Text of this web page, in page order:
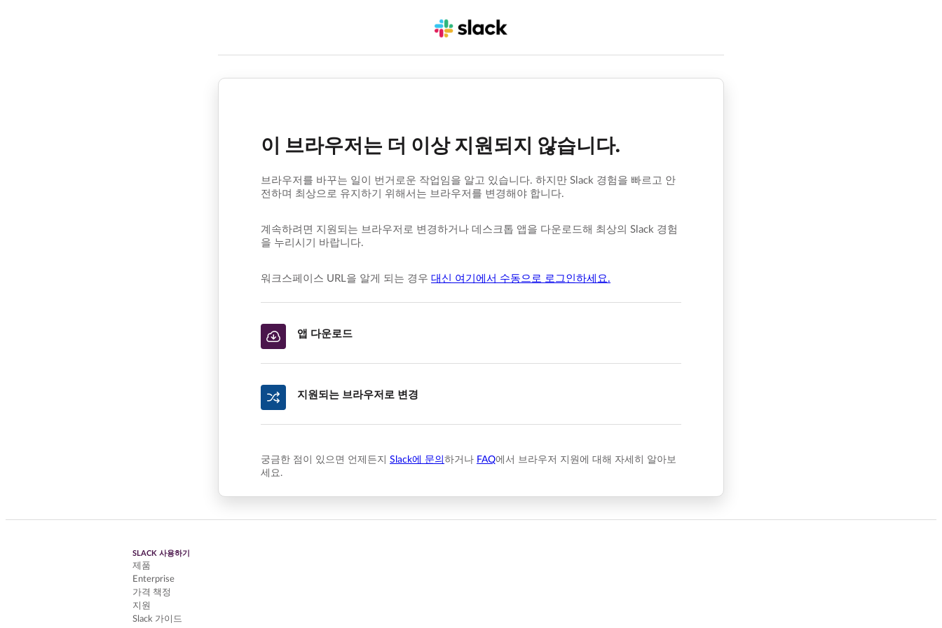
이 브라우저는 더 이상 지원되지 않습니다.
브라우저를 바꾸는 일이 번거로운 작업임을 알고 있습니다. 하지만 Slack 경험을 빠르고 안
전하며 최상으로 유지하기 위해서는 브라우저를 변경해야 합니다.
계속하려면 지원되는 브라우저로 변경하거나 데스크톱 앱을 다운로드해 최상의 Slack 경험
을 누리시기 바랍니다.
워크스페이스 URL을 알게 되는 경우 대신 여기에서 수동으로 로그인하세요.
앱 다운로드
지원되는 브라우저로 변경
궁금한 점이 있으면 언제든지 Slack에 문의 하거나 FAQ에서 브라우저 지원에 대해 자세히 알아보
세요.
SLACK 사용하기
제품
Enterprise
가격 책정
지원
Slack 가이드